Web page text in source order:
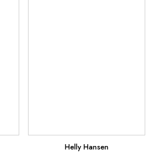
Helly Hansen